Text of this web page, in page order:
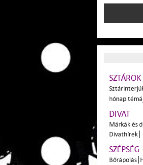
SZTÁROK
hónap
DIVAT
Márkák és
Divathírek
SZÉPSÉG
Bőrápolás